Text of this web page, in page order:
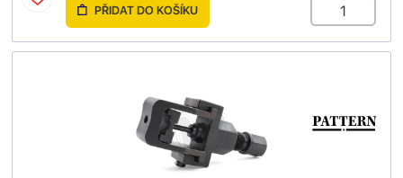
PŘIDAT DO KOŠÍKU